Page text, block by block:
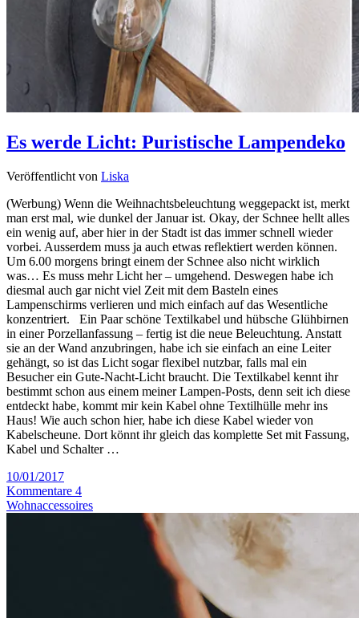
Es werde Licht: Puristische Lampendeko
Veröffentlicht von Liska
(Werbung) Wenn die Weihnachtsbeleuchtung weggepackt ist, merkt
man erst mal, wie dunkel der Januar ist. Okay, der Schnee hellt alles
ein wenig auf, aber hier in der Stadt ist das immer schnell wieder
vorbei. Ausserdem muss ja auch etwas reflektiert werden können.
Um 6.00 morgens bringt einem der Schnee also nicht wirklich
was… Es muss mehr Licht her – umgehend. Deswegen habe ich
diesmal auch gar nicht viel Zeit mit dem Basteln eines
Lampenschirms verlieren und mich einfach auf das Wesentliche
konzentriert. Ein Paar schöne Textilkabel und hübsche Glühbirnen
in einer Porzellanfassung – fertig ist die neue Beleuchtung. Anstatt
sie an der Wand anzubringen, habe ich sie einfach an eine Leiter
gehängt, so ist das Licht sogar flexibel nutzbar, falls mal ein
Besucher ein Gute-Nacht-Licht braucht. Die Textilkabel kennt ihr
bestimmt schon aus einem meiner Lampen-Posts, denn seit ich diese
entdeckt habe, kommt mir kein Kabel ohne Textilhülle mehr ins
Haus! Wie auch schon hier, habe ich diese Kabel wieder von
Kabelscheune. Dort könnt ihr gleich das komplette Set mit Fassung,
Kabel und Schalter …
10/01/2017
Kommentare 4
Wohnaccessoires